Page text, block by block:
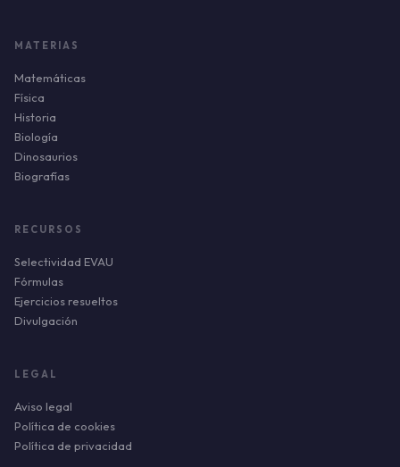
MATERIAS
Matemáticas
Física
Historia
Biología
Dinosaurios
Biografías
RECURSOS
Selectividad EVAU
Fórmulas
Ejercicios resueltos
Divulgación
LEGAL
Aviso legal
Política de cookies
Política de privacidad